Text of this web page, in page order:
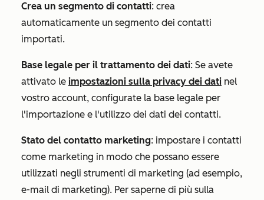
Crea un segmento di contatti: crea
automaticamente un segmento dei contatti
importati.
Base legale per il trattamento dei dati: Se avete
attivato le impostazioni sulla privacy dei dati nel
vostro account, configurate la base legale per
l'importazione e l'utilizzo dei dati dei contatti.
Stato del contatto marketing: impostare i contatti
come marketing in modo che possano essere
utilizzati negli strumenti di marketing (ad esempio,
e-mail di marketing). Per saperne di più sulla